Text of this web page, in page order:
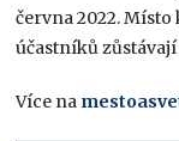
června 2022.
účastníků
Více na